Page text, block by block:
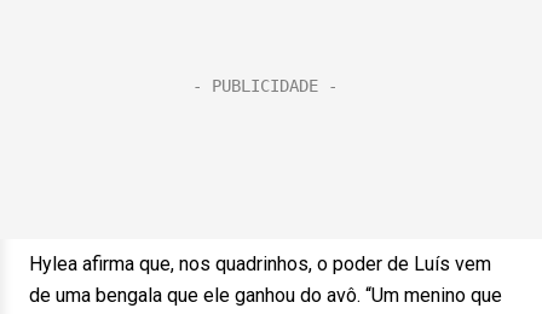
Hylea afirma que, nos quadrinhos, o poder de Luís vem
de uma bengala que ele ganhou do avô. “Um menino que